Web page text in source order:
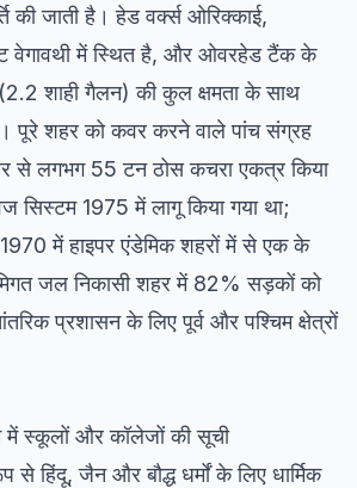
की जाती है। हेड वर्क्स ओरिक्काई,
वेगावथी में स्थित है, और ओवरहेड टैंक के
शाही गैलन) की कुल क्षमता के साथ
पूरे शहर को कवर करने वाले पांच संग्रह
से लगभग 55 टन ठोस कचरा एकत्र किया
सिस्टम 1975 में लागू किया गया था;
में हाइपर एंडेमिक शहरों में से एक के
जल निकासी शहर में 82% सड़कों को
प्रशासन के लिए पूर्व और पश्चिम क्षेत्रों
में स्कूलों और कॉलेजों की सूची
से हिंदू, जैन और बौद्ध धर्मों के लिए धार्मिक